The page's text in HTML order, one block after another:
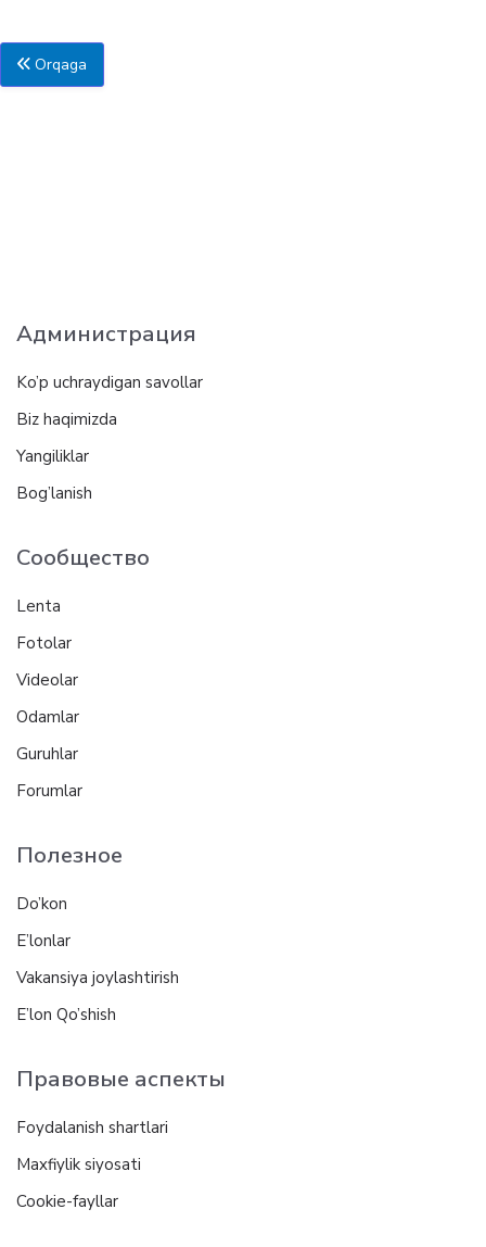
Orqaga
Администрация
Ko’p uchraydigan savollar
Biz haqimizda
Yangiliklar
Bog’lanish
Сообщество
Lenta
Fotolar
Videolar
Odamlar
Guruhlar
Forumlar
Полезное
Do’kon
E’lonlar
Vakansiya joylashtirish
E’lon Qo’shish
Правовые аспекты
Foydalanish shartlari
Maxfiylik siyosati
Cookie-fayllar